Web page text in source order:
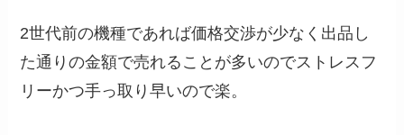
2世代前の機種であれば価格交渉が少なく出品し
た通りの金額で売れることが多いのでストレスフ
リーかつ手っ取り早いので楽。